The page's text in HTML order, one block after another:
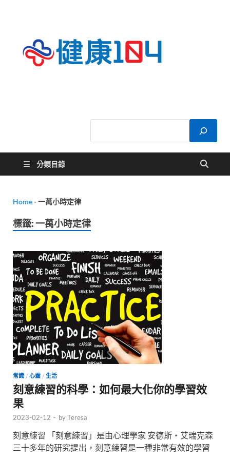
分類目錄
Home-一萬小時定律
標籤:一萬小時定律
常識 / 心靈 / 生活
刻意練習的科學：如何最大化你的學習效
果
2023-02-12 - byTeresa
刻意練習 「刻意練習」是由心理學家 安德斯‧艾瑞克森
三十多年的研究提出，刻意練習是一種非常有效的學習